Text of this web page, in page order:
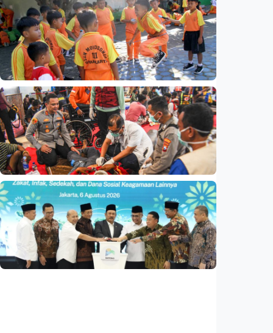
Nasional
Analisis – Ke mana mengalirnya uang jemaah
haji Indonesia? Ada potensi ekonomi yang
bisa kembali ke Tanah Air (1 dari 3 tulisan)
Indonesia•08 Aug 2026
Nasional
Analisis – Belajar dari Australia: Apa yang
bisa dipelajari Indonesia untuk membenahi
kurikulum?
Indonesia 08 Aug 2026
Nasional
Basarnas akhiri operasi SAR KM Mutiara
Sentosa 2
Indonesia•06 Aug 2026